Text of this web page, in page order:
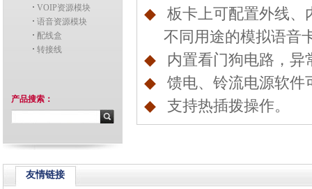
VOIP资源模块
语音资源模块
配线盒
转接线
产品搜索：
◆
板卡上可配置外线、
不同用途的模拟语音
◆
内置看门狗电路，异
◆
馈电、铃流电源软件
◆
支持热插拨操作。
友情链接